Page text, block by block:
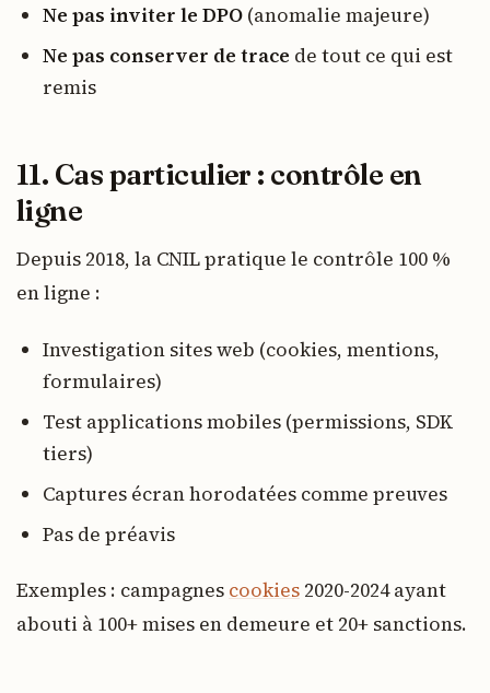
Ne pas inviter le DPO (anomalie majeure)
Ne pas conserver de trace de tout ce qui est
remis
11. Cas particulier : contrôle en
ligne
Depuis 2018, la CNIL pratique le contrôle 100 %
en ligne :
Investigation sites web (cookies, mentions,
formulaires)
Test applications mobiles (permissions, SDK
tiers)
Captures écran horodatées comme preuves
Pas de préavis
Exemples : campagnes cookies 2020-2024 ayant
abouti à 100+ mises en demeure et 20+ sanctions.